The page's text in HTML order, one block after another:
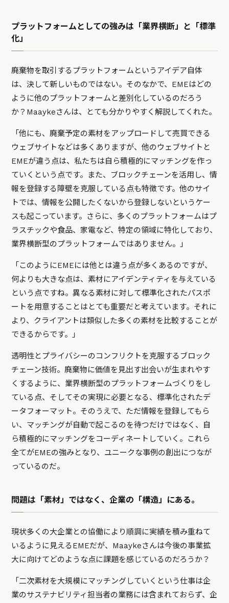
プラットフォームとしての強みは「業界横断」と「標準
化」
廃棄物を取引するプラットフォームというアイデア自体
は、決して新しいものではない。そのなかで、EMEはどの
ように他のプラットフォームと差別化しているのだろう
か？Maaykeさんは、とても分かりやすく解説してくれた。
「他にも、廃棄予定の素材をアップロードして売買できる
ウェブサイトなどは多くありますが、他のウェブサイトと
EMEが違う点は、私たちは自ら積極的にマッチングを作っ
ていくという点です。また、ブロックチェーンを活用し、情
報を登録する障壁を克服している点も特徴です。他のサイ
トでは、情報を公開したくないから登録しないというケー
スも起こっています。さらに、多くのプラットフォームはプ
ラスチックや食品、家電など、特定の領域に特化しており、
業界横断型のプラットフォームではありません。」
「このようにEMEには他とは違う点が多くあるのですが、
何よりも大きな点は、素材にアイデンティティを与えている
という点ですね。異なる素材に対して標準化されたパスポ
ートを用意することはとても重要だと考えています。それに
より、クライアントは類似した多くの素材を比較することが
できるからです。」
透明性とプライバシーのコンフリクトを克服するブロック
チェーン技術。廃棄物に価値を見出す出会いが生まれやす
くするように、業界横断型のプラットフォームづくりをし
ている点、そしてその実現に必要となる、標準化されたデ
ータフォーマット。そのうえで、ただ情報を登録してもら
い、マッチングが自動で起こるのを待つだけではなく、自
ら積極的にマッチングをコーディネートしていく。これら
全てがEMEの強みとなり、ユニークな事例の創出につなが
っているのだ。
問題は「素材」ではなく、企業の「構造」にある。
現状多くの大企業との協働により順調に実績を積み重ねて
いるように見えるEMEだが、Maaykeさんは今後の事業拡
大に向けてどのような点に課題を感じているのだろうか？
「二次素材を大規模にマッチングしていくという仕事は企
業のサステナビリティ担当者の業務には含まれておらず、企